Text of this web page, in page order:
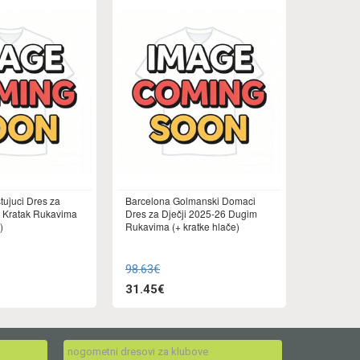
Dres za
Rukavima
Barcelona Golmanski Domaci
Dres za Dječji 2025-26 Dugim
Rukavima (+ kratke hlače)
98.63€
31.45€
nogometni dresovi za klubove